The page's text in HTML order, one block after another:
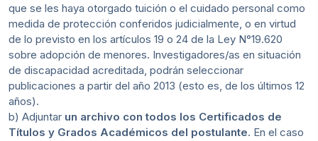
que se les haya otorgado tuición o el cuidado personal como
medida de protección conferidos judicialmente, o en virtud
de lo previsto en los artículos 19 o 24 de la Ley N°19.620
sobre adopción de menores. Investigadores/as en situación
de discapacidad acreditada, podrán seleccionar
publicaciones a partir del año 2013 (esto es, de los últimos 12
años).
b) Adjuntar un archivo con todos los Certificados de
Títulos y Grados Académicos del postulante. En el caso